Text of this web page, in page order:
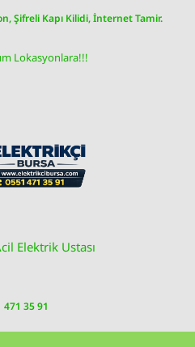
Şifreli Kapı Kilidi, İnternet Tamir.
Lokasyonlara!!!
Elektrik Ustası
471 35 91